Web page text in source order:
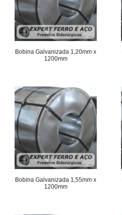
Bobina Galvanizada 1,20mm x
1200mm
Bobina Galvanizada 1,55mm x
1200mm